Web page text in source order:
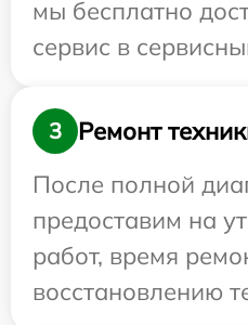
мы бесплатно
сервис в
3
Ремонт
После полной
предоставим на
работ, время
восстановлению